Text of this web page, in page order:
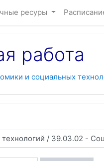
ресуры
работа
и социальных